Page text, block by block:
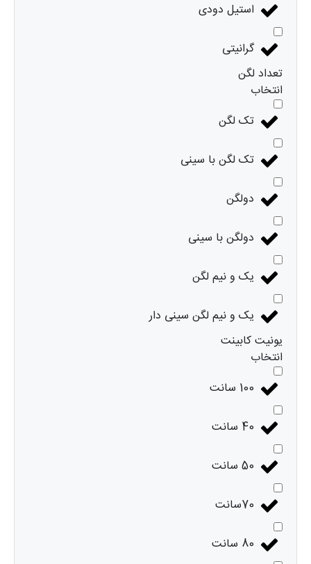
استیل دودی
گرانیتی
تعداد لگن
انتخاب
تک لگن
تک لگن با سینی
دولگن
دولگن با سینی
یک و نیم لگن
یک و نیم لگن سینی دار
یونیت کابینت
انتخاب
100 سانت
40 سانت
50 سانت
70سانت
80 سانت